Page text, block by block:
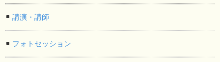
講演・講師
フォトセッション